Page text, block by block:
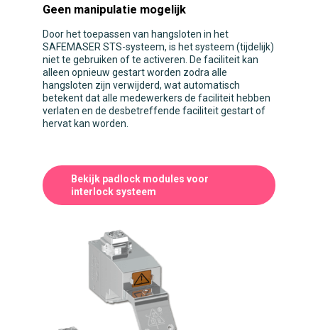
Geen manipulatie mogelijk
Door het toepassen van hangsloten in het
SAFEMASER STS-systeem, is het systeem (tijdelijk)
niet te gebruiken of te activeren. De faciliteit kan
alleen opnieuw gestart worden zodra alle
hangsloten zijn verwijderd, wat automatisch
betekent dat alle medewerkers de faciliteit hebben
verlaten en de desbetreffende faciliteit gestart of
hervat kan worden.
Bekijk padlock modules voor
interlock systeem